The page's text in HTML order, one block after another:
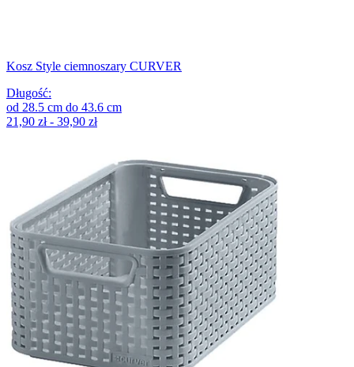
Kosz Style ciemnoszary CURVER
Długość:
od 28.5 cm do 43.6 cm
21,90 zł - 39,90 zł